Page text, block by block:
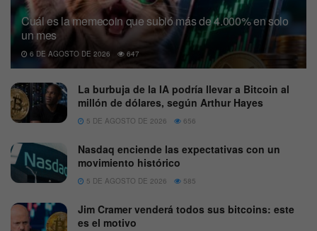
Cuál es la memecoin que subió más de 4.000% en solo
un mes
6 DE AGOSTO DE 2026 647
La burbuja de la IA podría llevar a Bitcoin al
millón de dólares, según Arthur Hayes
5 DE AGOSTO DE 2026 656
Nasdaq enciende las expectativas con un
movimiento histórico
5 DE AGOSTO DE 2026 585
Jim Cramer venderá todos sus bitcoins: este
es el motivo